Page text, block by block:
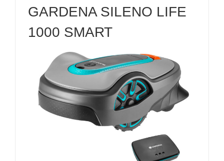
GARDENA SILENO LIFE
1000 SMART